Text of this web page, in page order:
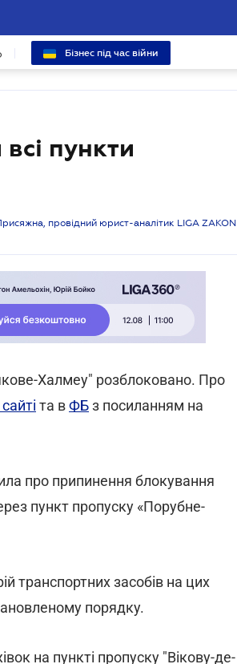
Бізнес під час війни
пункти
провідний юрист-аналітик LIGA ZAKON
Халмеу" розблоковано. Про
та вФБз посиланням на
про припинення блокування
пункт пропуску «Порубне-
транспортних засобів на цих
порядку.
на пункті пропуску "Вікову-де-